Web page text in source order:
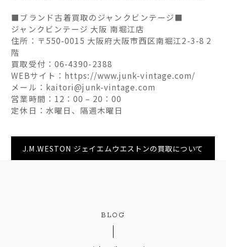
■ブランド古着買取のジャンクビンテージ■
ジャンクビンテージ 大阪 南堀江店
住所：〒550-0015 大阪府大阪市西区南堀江2-3-8 2
階
買取受付：06-4390-2388
WEBサイト：https://www.junk-vintage.com/
メール：kaitori@junk-vintage.com
営業時間：12：00 – 20：00
定休日：水曜日、隔週木曜日
J.M.WESTON ジェイエムウエストンの買取について
BLOG